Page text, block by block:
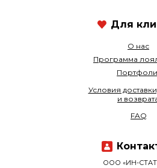
О нас
Программа
ООО «ИН-
Условия
и
FAQ
Для